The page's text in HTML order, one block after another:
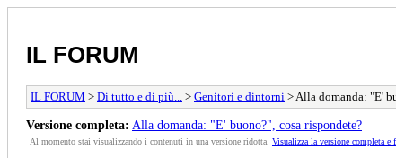
IL FORUM
IL FORUM > Di tutto e di più... > Genitori e dintorni > Alla domanda: "E'
Versione completa: Alla domanda: "E' buono?", cosa rispondete?
Al momento stai visualizzando i contenuti in una versione ridotta. Visualizza la versione completa e